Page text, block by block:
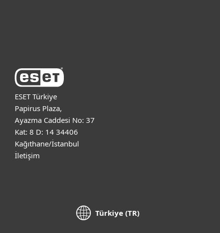
ESET Türkiye
Papirus Plaza,
Ayazma Caddesi No: 37
Kat: 8 D: 14 34406
Kağıthane/İstanbul
İletişim
Türkiye (TR)